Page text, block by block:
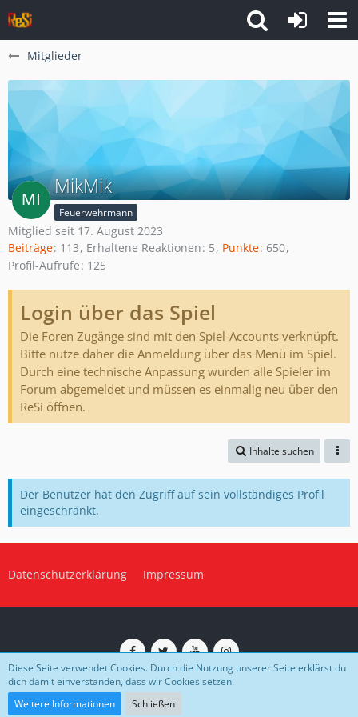
Mitglieder
MikMik
Feuerwehrmann
Mitglied seit 17. August 2023
Beiträge 113 Erhaltene Reaktionen 5 Punkte 650
Profil-Aufrufe 125
Login über das Spiel
Die Foren Zugänge sind mit den Spiel-Accounts verknüpft.
Bitte nutze daher die Anmeldung über das Menü im Spiel.
Durch eine technische Anpassung wurden alle Spieler im
Forum abgemeldet und müssen es einmalig neu über den
ReSi öffnen.
Inhalte suchen
Der Benutzer hat den Zugriff auf sein vollständiges Profil
eingeschränkt.
Datenschutzerklärung Impressum
Impressum Datenschutz
Community-Software:
Diese Seite verwendet Cookies. Durch die Nutzung unserer Seite erklärst du
dich damit einverstanden, dass wir Cookies setzen.
Weitere Informationen
Schließen